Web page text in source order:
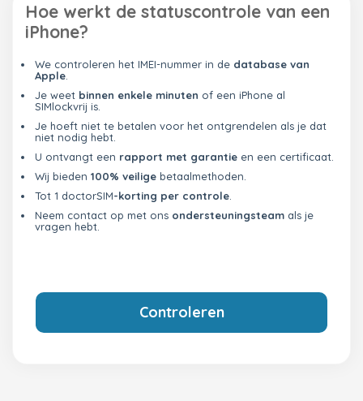
Hoe werkt de statuscontrole van een
iPhone?
We controleren het IMEI-nummer in de database van
Apple
Je weet binnen enkele minuten of een iPhone al
SIMlockvrij is.
Je hoeft niet te betalen voor het ontgrendelen als je dat
niet nodig hebt.
U ontvangt een rapport met garantie en een certificaat.
Wij bieden 100% veilige betaalmethoden.
Tot 1 doctorSIM-korting per controle
Neem contact op met ons ondersteuningsteam als je
vragen hebt.
Controleren